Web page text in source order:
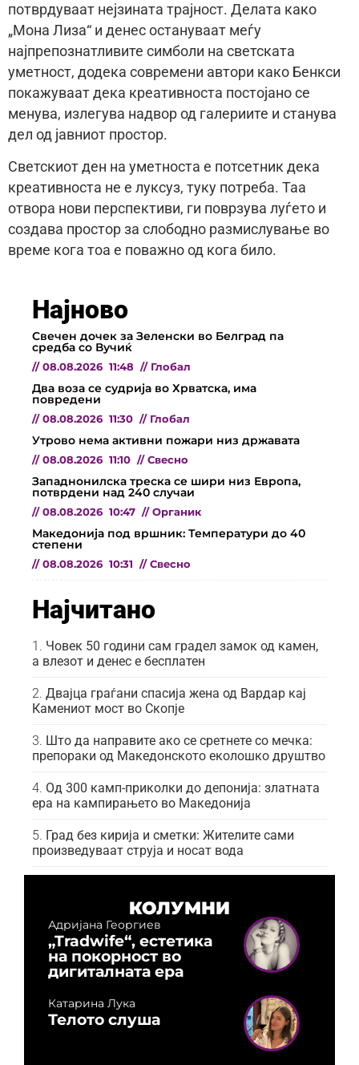
потврдуваат нејзината трајност. Делата како
„Мона Лиза“ и денес остануваат меѓу
најпрепознатливите симболи на светската
уметност, додека современи автори како Бенкси
покажуваат дека креативноста постојано се
менува, излегува надвор од галериите и станува
дел од јавниот простор.
Светскиот ден на уметноста е потсетник дека
креативноста не е луксуз, туку потреба. Таа
отвора нови перспективи, ги поврзува луѓето и
создава простор за слободно размислување во
време кога тоа е поважно од кога било.
Најново
Свечен дочек за Зеленски во Белград па
средба со Вучиќ
// 08.08.2026 11:48 // Глобал
Два воза се судрија во Хрватска, има
повредени
// 08.08.2026 11:30 // Глобал
Утрово нема активни пожари низ државата
// 08.08.2026 11:10 // Свесно
Западнонилска треска се шири низ Европа,
потврдени над 240 случаи
// 08.08.2026 10:47 // Органик
Македонија под вршник: Температури до 40
степени
// 08.08.2026 10:31 // Свесно
Најчитано
Човек 50 години сам градел замок од камен,
а влезот и денес е бесплатен
Двајца граѓани спасија жена од Вардар кај
Камениот мост во Скопје
Што да направите ако се сретнете со мечка:
препораки од Македонското еколошко друштво
Од 300 камп-приколки до депонија: златната
ера на кампирањето во Македонија
Град без кирија и сметки: Жителите сами
произведуваат струја и носат вода
КОЛУМНИ
Адријана Георгиев
„Tradwife“, естетика
на покорност во
дигиталната ера
Катарина Лука
Телото слуша